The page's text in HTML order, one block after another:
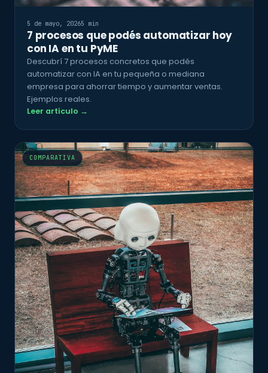
5 de mayo, 20265 min
7 procesos que podés automatizar hoy
con IA en tu PyME
Descubrí 7 procesos concretos que podés
automatizar con IA en tu pequeña o mediana
empresa para ahorrar tiempo y aumentar ventas.
Ejemplos reales.
Leer artículo →
COMPARATIVA